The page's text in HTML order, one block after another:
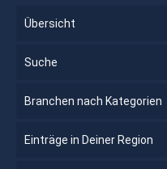
Übersicht
Suche
Branchen nach Kategorien
Einträge in Deiner Region